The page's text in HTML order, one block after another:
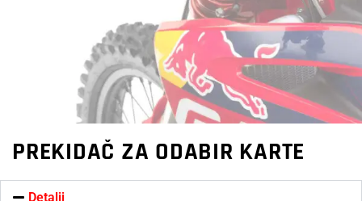
PREKIDAČ ZA ODABIR KARTE
Detalji